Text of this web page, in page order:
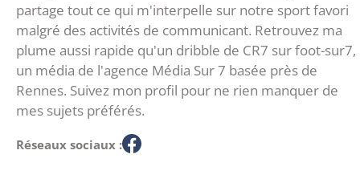
partage tout ce qui m'interpelle sur notre sport favori
malgré des activités de communicant. Retrouvez ma
plume aussi rapide qu'un dribble de CR7 sur foot-sur7,
un média de l'agence Média Sur 7 basée près de
Rennes. Suivez mon profil pour ne rien manquer de
mes sujets préférés.
Réseaux sociaux :